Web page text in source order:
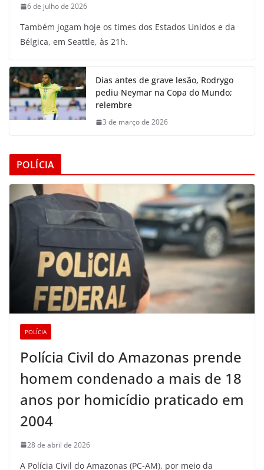
6 de julho de 2026
Também jogam hoje os times dos Estados Unidos e da
Bélgica, em Seattle, às 21h.
Dias antes de grave lesão, Rodrygo
pediu Neymar na Copa do Mundo;
relembre
3 de março de 2026
POLÍCIA
POLÍCIA
Polícia Civil do Amazonas prende
homem condenado a mais de 18
anos por homicídio praticado em
2004
28 de abril de 2026
A Polícia Civil do Amazonas (PC-AM), por meio da